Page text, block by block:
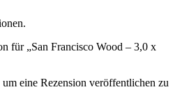
für „San Francisco Wood – 3,0 x
um eine Rezension veröffentlichen zu